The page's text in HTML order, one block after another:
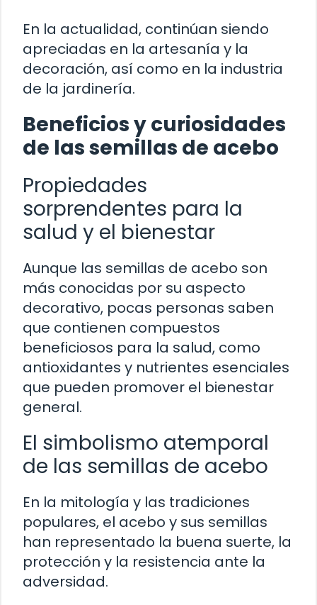
En la actualidad, continúan siendo
apreciadas en la artesanía y la
decoración, así como en la industria
de la jardinería.
Beneficios y curiosidades
de las semillas de acebo
Propiedades
sorprendentes para la
salud y el bienestar
Aunque las semillas de acebo son
más conocidas por su aspecto
decorativo, pocas personas saben
que contienen compuestos
beneficiosos para la salud, como
antioxidantes y nutrientes esenciales
que pueden promover el bienestar
general.
El simbolismo atemporal
de las semillas de acebo
En la mitología y las tradiciones
populares, el acebo y sus semillas
han representado la buena suerte, la
protección y la resistencia ante la
adversidad.